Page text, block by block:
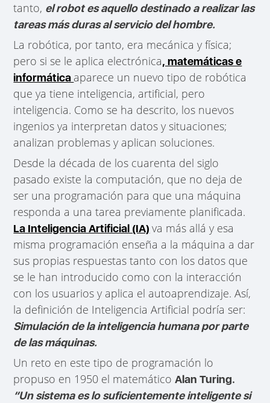
tanto, el robot es aquello destinado a realizar las
tareas más duras al servicio del hombre.
La robótica, por tanto, era mecánica y física;
pero si se le aplica electrónica, matemáticas e
informática aparece un nuevo tipo de robótica
que ya tiene inteligencia, artificial, pero
inteligencia. Como se ha descrito, los nuevos
ingenios ya interpretan datos y situaciones;
analizan problemas y aplican soluciones.
Desde la década de los cuarenta del siglo
pasado existe la computación, que no deja de
ser una programación para que una máquina
responda a una tarea previamente planificada.
La Inteligencia Artificial (IA) va más allá y esa
misma programación enseña a la máquina a dar
sus propias respuestas tanto con los datos que
se le han introducido como con la interacción
con los usuarios y aplica el autoaprendizaje. Así,
la definición de Inteligencia Artificial podría ser:
Simulación de la inteligencia humana por parte
de las máquinas.
Un reto en este tipo de programación lo
propuso en 1950 el matemáticoAlan Turing.
“Un sistema es lo suficientemente inteligente si